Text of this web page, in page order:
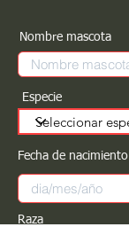
Nombre mascota
Especie
Fecha de nacimiento
Raza